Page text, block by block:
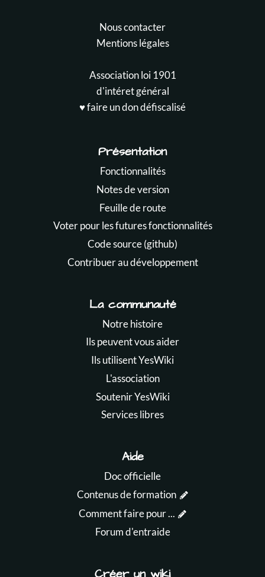
Nous contacter
Mentions légales
Association loi 1901
d'intéret général
♥️ faire un don défiscalisé
Présentation
Fonctionnalités
Notes de version
Feuille de route
Voter pour les futures fonctionnalités
Code source (github)
Contribuer au développement
La communauté
Notre histoire
Ils peuvent vous aider
Ils utilisent YesWiki
L'association
Soutenir YesWiki
Services libres
Aide
Doc officielle
Contenus de formation
Comment faire pour ...
Forum d'entraide